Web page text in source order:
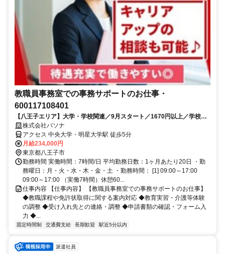
教職員事務室での事務サポートのお仕事・
600117108401
【八王子エリア】大学・学校関連／9月スタート／1670円以上／学校事
務のお仕事です
株式会社パソナ
アクセス 中央大学・明星大学駅 徒歩5分
月給234,000円
東京都八王子市
勤務時間 実働時間：7時間/日 平均勤務日数：1ヶ月あたり20日 ・勤
務曜日：月・火・水・木・金・土 ・勤務時間： [1] 09:00～17:00
09:00～17:00 （実働7時間）休憩60...
仕事内容 【仕事内容】 【教職員事務室での事務サポートのお仕事】
◆教職課程や免許状取得に関する案内対応 ◆教育実習・介護等体験
の調整 ◆受け入れ先との連絡・調整 ◆申請書類の確認・フォーム入
力 ◆...
固定時間制 交通費支給 長期歓迎 駅近5分以内
派遣社員